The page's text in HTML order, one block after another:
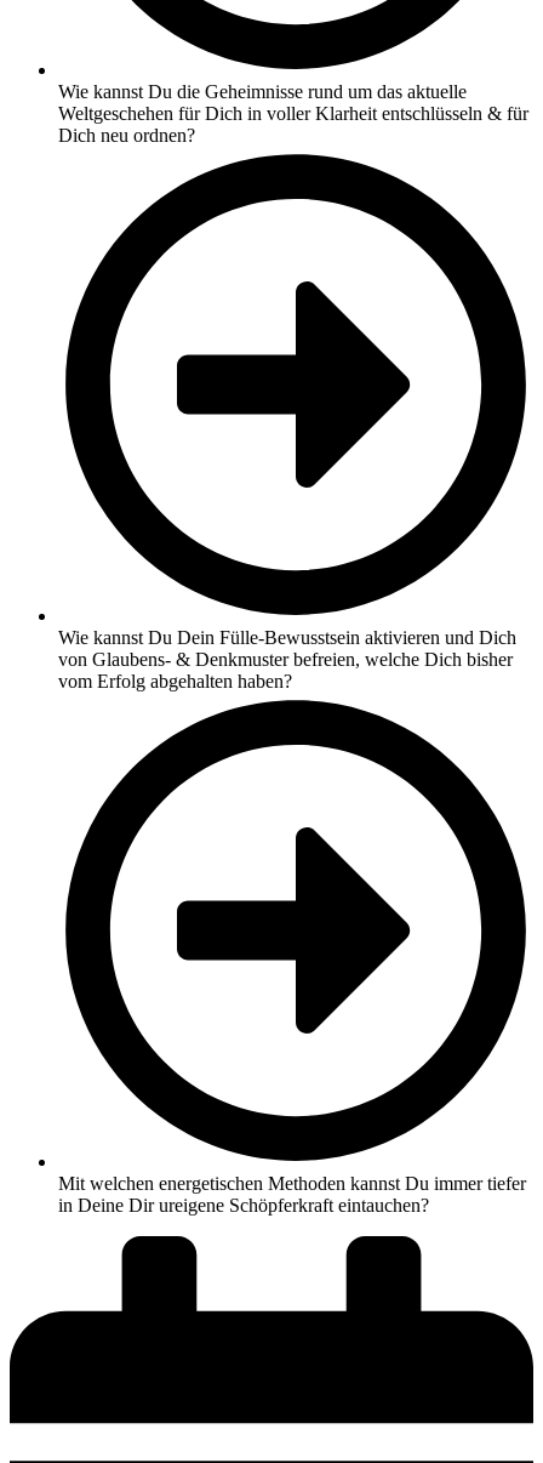
Wie kannst Du die Geheimnisse rund um das aktuelle
Weltgeschehen für Dich in voller Klarheit entschlüsseln & für
Dich neu ordnen?
Wie kannst Du Dein Fülle-Bewusstsein aktivieren und Dich
von Glaubens- & Denkmuster befreien, welche Dich bisher
vom Erfolg abgehalten haben?
Mit welchen energetischen Methoden kannst Du immer tiefer
in Deine Dir ureigene Schöpferkraft eintauchen?